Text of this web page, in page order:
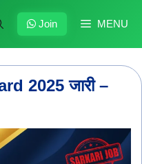
MENU
Join
2025 जारी –